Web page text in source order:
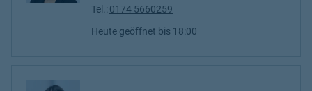
Tel.: 0174 5660259
Heute geöffnet bis 18:00